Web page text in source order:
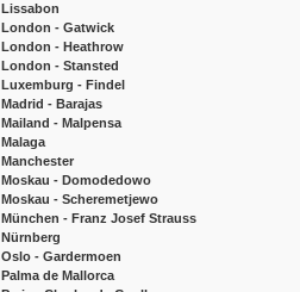
Lissabon
London - Gatwick
London - Heathrow
London - Stansted
Luxemburg - Findel
Madrid - Barajas
Mailand - Malpensa
Malaga
Manchester
Moskau - Domodedowo
Moskau - Scheremetjewo
München - Franz Josef Strauss
Nürnberg
Oslo - Gardermoen
Palma de Mallorca